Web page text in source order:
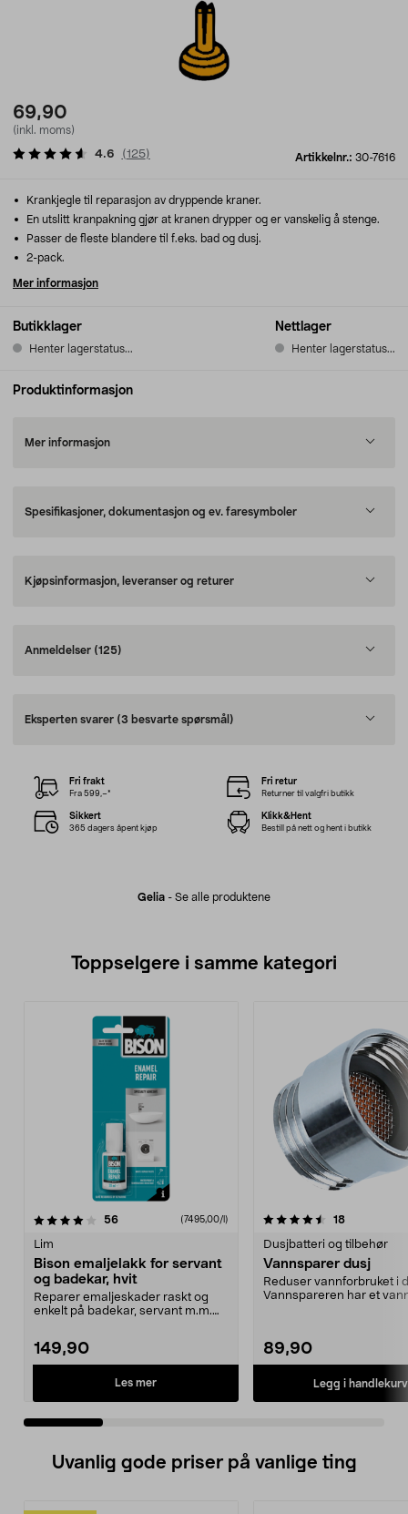
69,90
(inkl. moms)
Artikkelnr.: 30-7616
4.6 (125)
Butikklager
Henter lagerstatus...
Nettlager
Henter lagerstatus...
Krankjegle til reparasjon av dryppende kraner.
En utslitt kranpakning gjør at kranen drypper og er vanskelig å stenge.
Passer de fleste blandere til f.eks. bad og dusj.
2-pack.
Mer informasjon
Produktinformasjon
Mer informasjon
Spesifikasjoner, dokumentasjon og ev. faresymboler
Kjøpsinformasjon, leveranser og returer
Anmeldelser (125)
Eksperten svarer (3 besvarte spørsmål)
Gelia - Se alle produktene
Fri frakt
Fra 599,–*
Fri retur
Returner til valgfri butikk
Sikkert
365 dagers åpent kjøp
Klikk&Hent
Bestill på nett og hent i butikk
Toppselgere i samme kategori
56anmeldelser(7495,00/l)
Lim
Bison emaljelakk for servant
og badekar, hvit
Reparer emaljeskader raskt og
enkelt på badekar, servant m.m.
149,90
Les mer
4.5 av 5 stjerner 18anmeldelser
Dusjbatteri og tilbehør
Vannsparer dusj
Reduser vannforbruket i
Vannspareren har et
89,90
Legg i handlekurv
4.5 av 5 stjerner
Uvanlig gode priser på vanlige ting